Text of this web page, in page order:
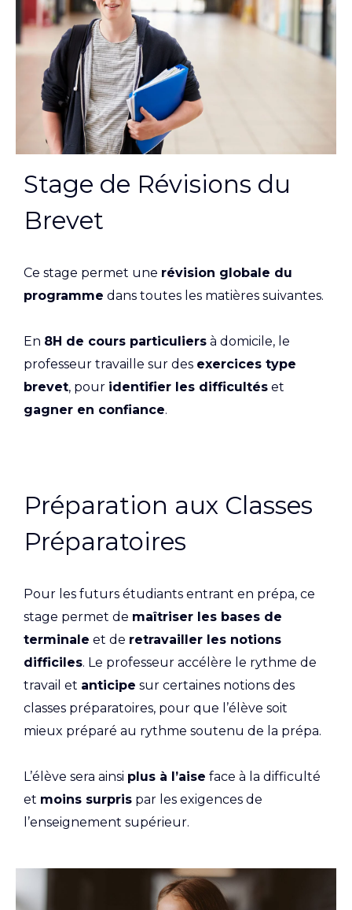
Stage de Révisions du
Brevet
Ce stage permet une révision globale du
programme dans toutes les matières suivantes.
En 8H de cours particuliers à domicile, le
professeur travaille sur des exercices type
brevet, pour identifier les difficultés et
gagner en confiance.
Préparation aux Classes
Préparatoires
Pour les futurs étudiants entrant en prépa, ce
stage permet de maîtriser les bases de
terminale et de retravailler les notions
difficiles. Le professeur accélère le rythme de
travail et anticipe sur certaines notions des
classes préparatoires, pour que l’élève soit
mieux préparé au rythme soutenu de la prépa.
L’élève sera ainsi plus à l’aise face à la difficulté
et moins surpris par les exigences de
l’enseignement supérieur.